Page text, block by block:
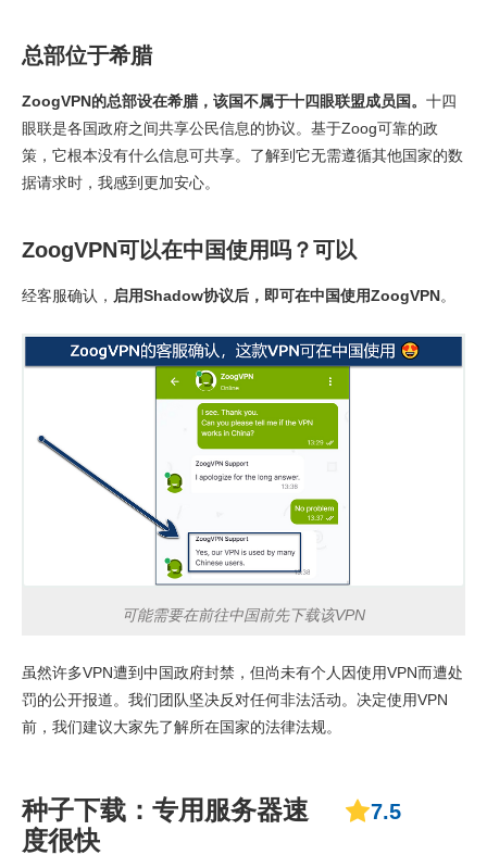
总部位于希腊
ZoogVPN的总部设在希腊，该国不属于十四眼联盟成员国。 十四
眼联是各国政府之间共享公民信息的协议。基于Zoog可靠的政
策，它根本没有什么信息可共享。了解到它无需遵循其他国家的数
据请求时，我感到更加安心。
ZoogVPN可以在中国使用吗？可以
经客服确认， 启用Shadow协议后，即可在中国使用ZoogVPN。
可能需要在前往中国前先下载该VPN
虽然许多VPN遭到中国政府封禁，但尚未有个人因使用VPN而遭处
罚的公开报道。我们团队坚决反对任何非法活动。决定使用VPN
前，我们建议大家先了解所在国家的法律法规。
种子下载：专用服务器速
度很快
7.5